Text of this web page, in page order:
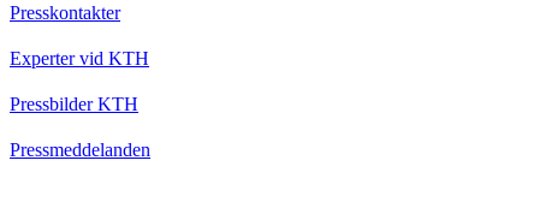
Presskontakter
Experter vid KTH
Pressbilder KTH
Pressmeddelanden